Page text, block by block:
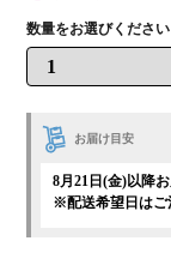
お届け目安
8月21日(金)以降
※配送希望日はご